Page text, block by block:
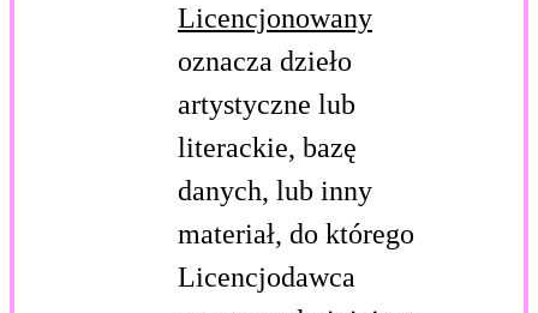
Licencjonowany
oznacza dzieło
artystyczne lub
literackie, bazę
danych, lub inny
materiał, do którego
Licencjodawca